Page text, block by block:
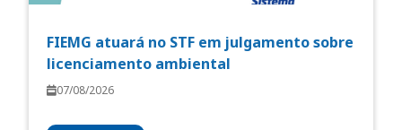
FIEMG atuará no STF em julgamento sobre
licenciamento ambiental
07/08/2026